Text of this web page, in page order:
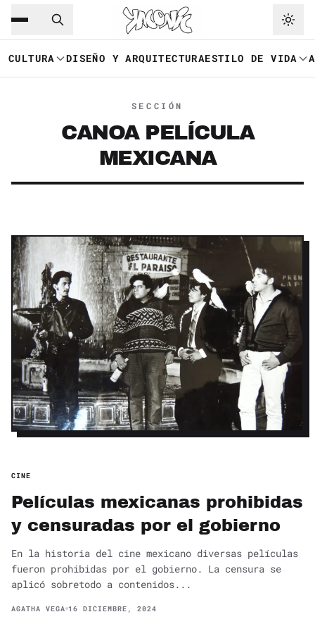
Saltar al contenido principal
CULTURA DISEÑO Y ARQUITECTURAESTILO DE VIDA
SECCIÓN
CANOA PELÍCULA
MEXICANA
CINE
Películas mexicanas prohibidas
y censuradas por el gobierno
En la historia del cine mexicano diversas películas
fueron prohibidas por el gobierno. La censura se
aplicó sobretodo a contenidos...
AGATHA VEGA 16 DICIEMBRE, 2024